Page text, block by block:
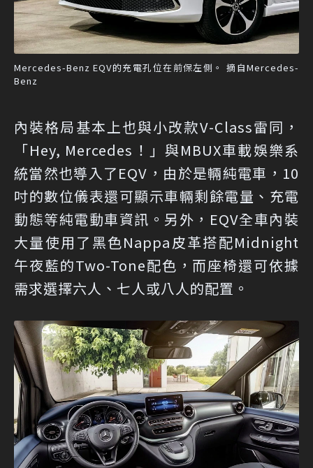
Mercedes-Benz EQV的充電孔位在前保左側。 摘自Mercedes-
Benz
內裝格局基本上也與小改款V-Class雷同，
「Hey, Mercedes！」與MBUX車載娛樂系
統當然也導入了EQV，由於是輛純電車，10
吋的數位儀表還可顯示車輛剩餘電量、充電
動態等純電動車資訊。另外，EQV全車內裝
大量使用了黑色Nappa皮革搭配Midnight
午夜藍的Two-Tone配色，而座椅還可依據
需求選擇六人、七人或八人的配置。